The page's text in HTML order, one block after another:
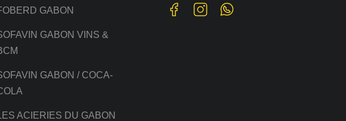
GABON
GABON VINS &
GABON / COCA-
ACIERIES DU GABON